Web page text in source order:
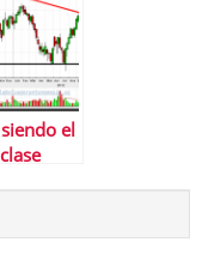
el